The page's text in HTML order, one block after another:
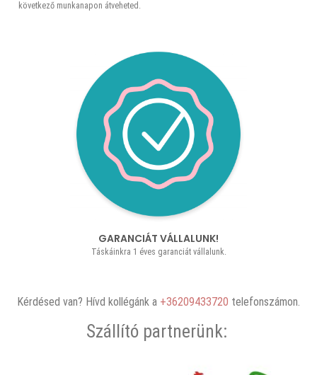
következő munkanapon átveheted.
GARANCIÁT VÁLLALUNK!
Táskáinkra 1 éves garanciát vállalunk.
Kérdésed van? Hívd kollégánk a +36209433720 telefonszámon.
Szállító partnerünk: